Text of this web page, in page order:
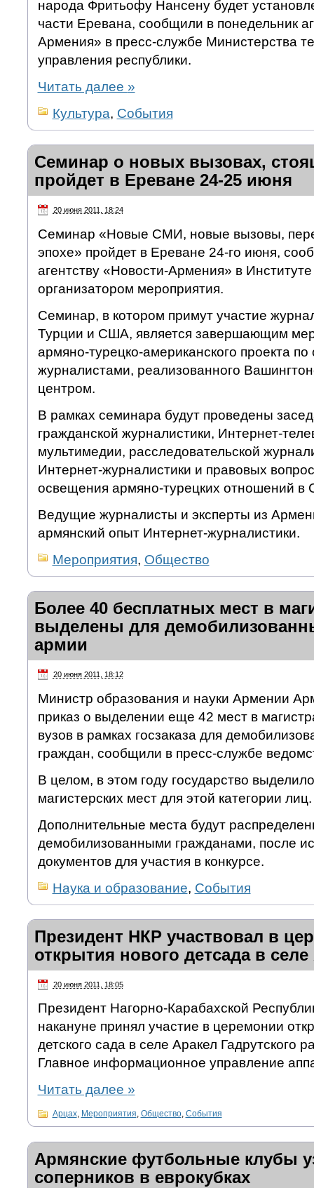
народа Фритьофу Нансену будет
части Еревана, сообщили в понедельник
Армения» в пресс-службе Министерства
управления республики.
Читать далее »
Культура, События
Семинар о новых вызовах,
пройдет в Ереване 24-25 июня
20 июня 2011, 18:24
Семинар «Новые СМИ, новые вызовы,
эпохе» пройдет в Ереване 24-го июня,
агентству «Новости-Армения» в
организатором мероприятия.
Семинар, в котором примут участие
Турции и США, является завершающим
армяно-турецко-американского проекта
журналистами, реализованного
центром.
В рамках семинара будут проведены
гражданской журналистики, Интернет-
мультимедии, расследовательской
Интернет-журналистики и правовых
освещения армяно-турецких отношений
Ведущие журналисты и эксперты из
армянский опыт Интернет-журналистики.
Мероприятия, Общество
Более 40 бесплатных мест в
выделены для
армии
20 июня 2011, 18:12
Министр образования и науки Армении
приказ о выделении еще 42 мест в
вузов в рамках госзаказа для
граждан, сообщили в пресс-службе
В целом, в этом году государство
магистерских мест для этой категории лиц.
Дополнительные места будут
демобилизованными гражданами, после
документов для участия в конкурсе.
Наука и образование, События
Президент НКР участвовал в
открытия нового детсада в селе
20 июня 2011, 18:05
Президент Нагорно-Карабахской
накануне принял участие в церемонии
детского сада в селе Аракел Гадрутского
Главное информационное управление
Читать далее »
Арцах, Мероприятия, Общество, События
Армянские футбольные клубы
соперников в еврокубках